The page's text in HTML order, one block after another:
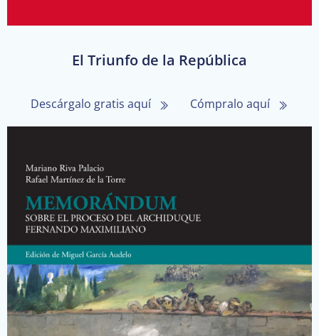
El Triunfo de la República
Descárgalo gratis aquí Cómpralo aquí